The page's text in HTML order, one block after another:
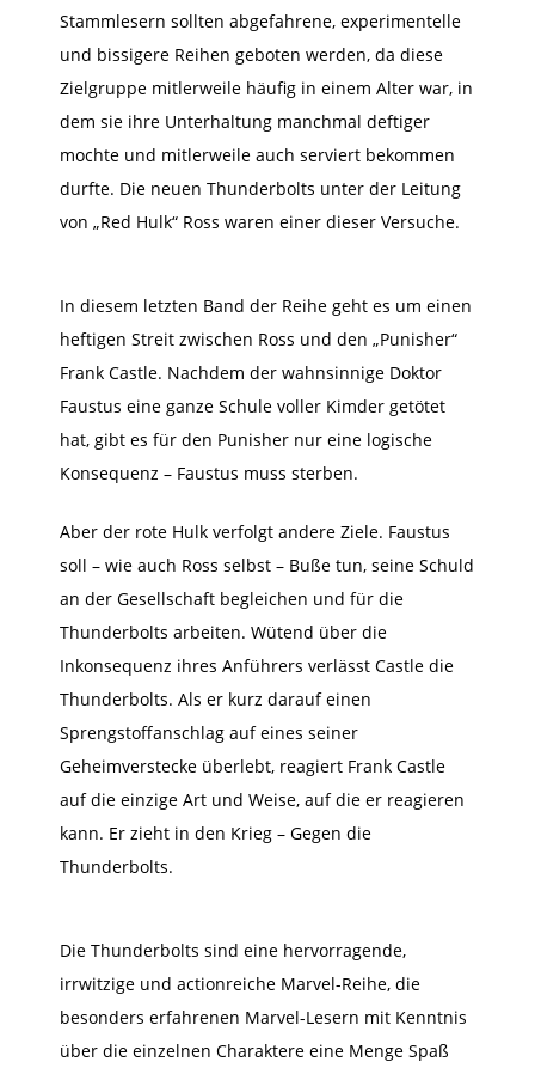
Stammlesern sollten abgefahrene, experimentelle
und bissigere Reihen geboten werden, da diese
Zielgruppe mitlerweile häufig in einem Alter war, in
dem sie ihre Unterhaltung manchmal deftiger
mochte und mitlerweile auch serviert bekommen
durfte. Die neuen Thunderbolts unter der Leitung
von „Red Hulk“ Ross waren einer dieser Versuche.
In diesem letzten Band der Reihe geht es um einen
heftigen Streit zwischen Ross und den „Punisher“
Frank Castle. Nachdem der wahnsinnige Doktor
Faustus eine ganze Schule voller Kimder getötet
hat, gibt es für den Punisher nur eine logische
Konsequenz – Faustus muss sterben.
Aber der rote Hulk verfolgt andere Ziele. Faustus
soll – wie auch Ross selbst – Buße tun, seine Schuld
an der Gesellschaft begleichen und für die
Thunderbolts arbeiten. Wütend über die
Inkonsequenz ihres Anführers verlässt Castle die
Thunderbolts. Als er kurz darauf einen
Sprengstoffanschlag auf eines seiner
Geheimverstecke überlebt, reagiert Frank Castle
auf die einzige Art und Weise, auf die er reagieren
kann. Er zieht in den Krieg – Gegen die
Thunderbolts.
Die Thunderbolts sind eine hervorragende,
irrwitzige und actionreiche Marvel-Reihe, die
besonders erfahrenen Marvel-Lesern mit Kenntnis
über die einzelnen Charaktere eine Menge Spaß